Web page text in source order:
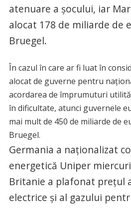
atenuare a şocului, iar
alocat 178 de miliarde de
Bruegel.
În cazul în care ar fi luat în
alocat de guverne pentru
acordarea de împrumuturi
în dificultate, atunci guvernele
mai mult de 450 de miliarde de
Bruegel.
Germania a naţionalizat
energetică Uniper
Britanie a plafonat preţul
electrice şi al gazului